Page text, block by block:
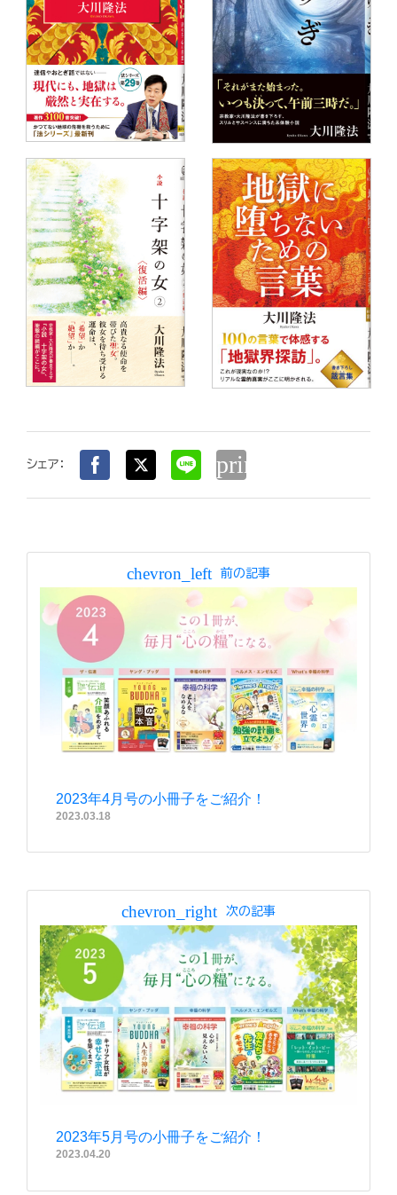
シェア： print
chevron_left 前の記事
2023年4月号の小冊子をご紹介！
2023.03.18
chevron_right 次の記事
2023年5月号の小冊子をご紹介！
2023.04.20